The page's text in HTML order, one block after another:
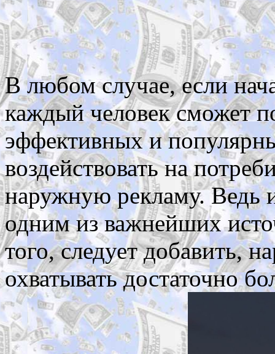
В любом случае, если
каждый человек сможет
эффективных и
воздействовать на
наружную рекламу. Ведь
одним из важнейших
того, следует добавить,
охватывать достаточно